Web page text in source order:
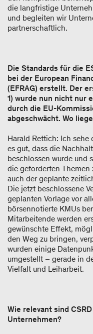
die langfristige
und begleiten wir
partnerschaftlich.
Die Standards für die
bei der European
(EFRAG) erstellt. Der
1) wurde nun nicht nur
durch die EU-
abgeschwächt. Wo
Harald Rettich: Ich
es gut, dass die
beschlossen wurde und
die geforderten Themen
auch der geplante
Die jetzt beschlossene
geplanten Vorlage vor
börsennotierte KMUs
Mitarbeitende werden
gewünschte Effekt,
den Weg zu bringen,
wurden einige
umgestellt – gerade in
Vielfalt und Leiharbeit.
Wie relevant sind
Unternehmen?